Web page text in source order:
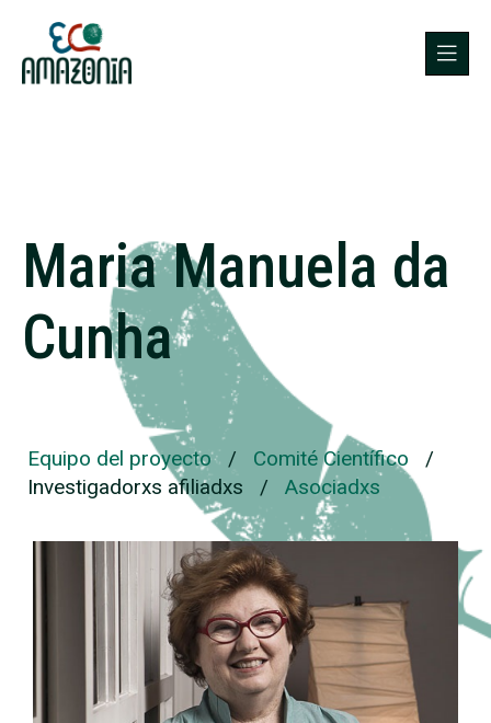
Maria Manuela da
Cunha
Equipo del proyecto/ Comité Científico /
Investigadorxs afiliadxs / Asociadxs